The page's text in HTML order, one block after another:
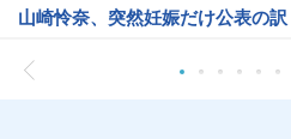
山崎怜奈、突然妊娠だけ公表の訳